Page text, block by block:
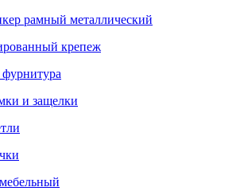
рамный металлический
крепеж
и защелки